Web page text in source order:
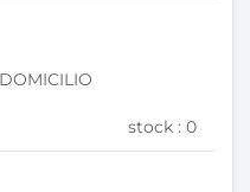
stock : 0